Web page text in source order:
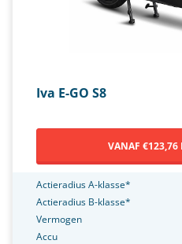
Iva E-GO S8
VANAF €123,76
Actieradius A-klasse*
Actieradius B-klasse*
Vermogen
Accu